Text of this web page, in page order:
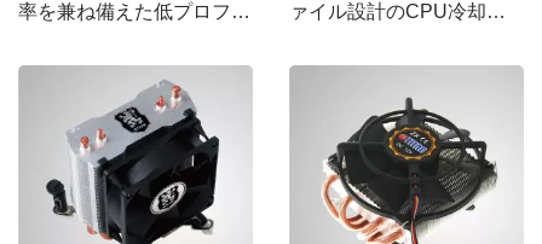
率を兼ね備えた低プロファ
ァイル設計のCPU冷却ク